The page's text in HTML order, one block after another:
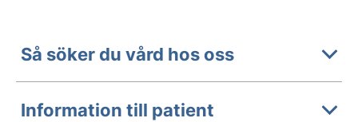
Så söker du vård hos oss
Information till patient